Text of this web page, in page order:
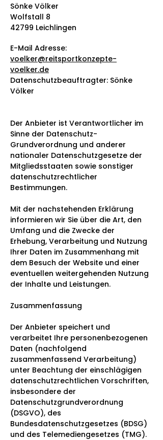
Sönke Völker
Wolfstall 8
42799 Leichlingen
E-Mail Adresse:
voelker@reitsportkonzepte-
voelker.de
Datenschutzbeauftragter: Sönke
Völker
Der Anbieter ist Verantwortlicher im
Sinne der Datenschutz-
Grundverordnung und anderer
nationaler Datenschutzgesetze der
Mitgliedsstaaten sowie sonstiger
datenschutzrechtlicher
Bestimmungen.
Mit der nachstehenden Erklärung
informieren wir Sie über die Art, den
Umfang und die Zwecke der
Erhebung, Verarbeitung und Nutzung
Ihrer Daten im Zusammenhang mit
dem Besuch der Website und einer
eventuellen weitergehenden Nutzung
der Inhalte und Leistungen.
Zusammenfassung
Der Anbieter speichert und
verarbeitet Ihre personenbezogenen
Daten (nachfolgend
zusammenfassend Verarbeitung)
unter Beachtung der einschlägigen
datenschutzrechtlichen Vorschriften,
insbesondere der
Datenschutzgrundverordnung
(DSGVO), des
Bundesdatenschutzgesetzes (BDSG)
und des Telemediengesetzes (TMG).